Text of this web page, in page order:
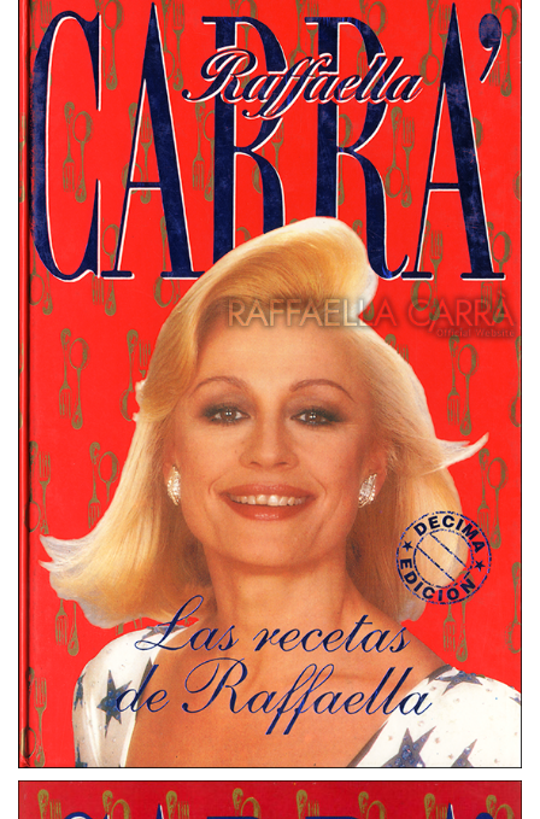
Las recetas de Raffaella
Las recetas de Raffaella